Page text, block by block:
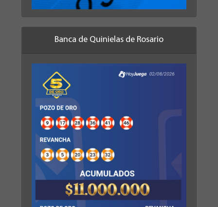
Banca de Quinielas de Rosario